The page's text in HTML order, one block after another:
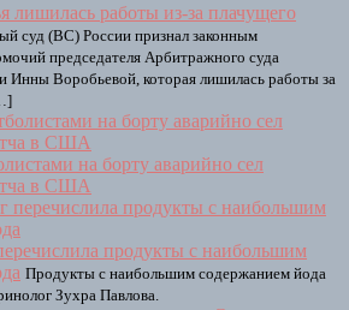
лишилась работы из-за плачущего
суд (ВС) России признал законным
председателя Арбитражного суда
Инны Воробьевой, которая лишилась работы за
на борту аварийно сел
в США
продукты с наибольшим
Продукты с наибольшим содержанием йода
Зухра Павлова.